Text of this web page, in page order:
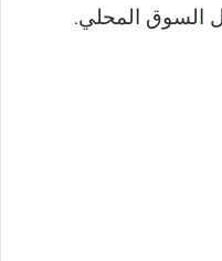
السوق المحلي.